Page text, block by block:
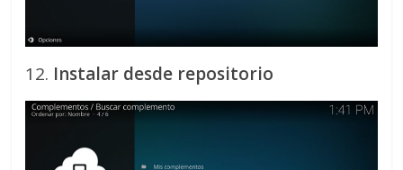
12. Instalar desde repositorio